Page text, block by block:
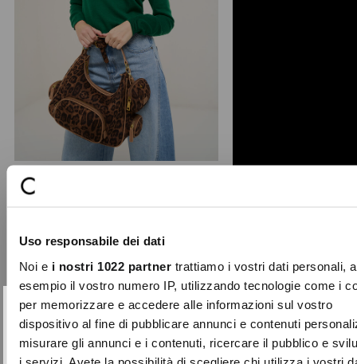
Uso responsabile dei dati
Noi e i nostri 1022 partnertrattiamo i vostri dati personali,
esempio il vostro numero IP, utilizzando tecnologie come i
per memorizzare e accedere alle informazioni sul vostro
dispositivo al fine di pubblicare annunci e contenuti
misurare gli annunci e i contenuti, ricercare il pubblico e
i servizi. Avete la possibilità di scegliere chi utilizza i vostri
from soft faux suede with a
distinctive sauvage an ...
reduced
from
€69.00 to €20.70
-30%
Close
SUBSCRIBE TO OUR
NEWSLETTER